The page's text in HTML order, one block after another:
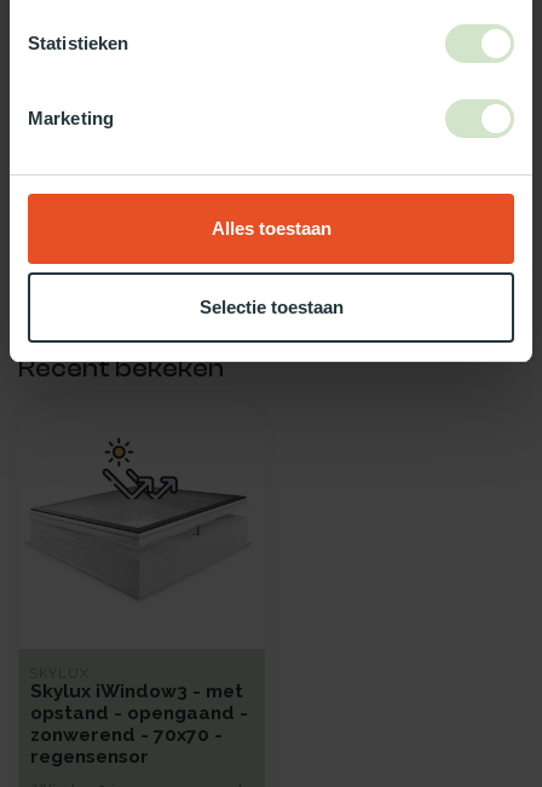
Statistieken
Marketing
Alles toestaan
Selectie toestaan
wandig/
Twijfel je over welke daglicht oplossing het beste bij jou past?
Gebruik dan onze daglicht keuzehulp!
Recent bekeken
SKYLUX
Skylux iWindow3 - met
opstand - opengaand -
zonwerend - 70x70 -
regensensor